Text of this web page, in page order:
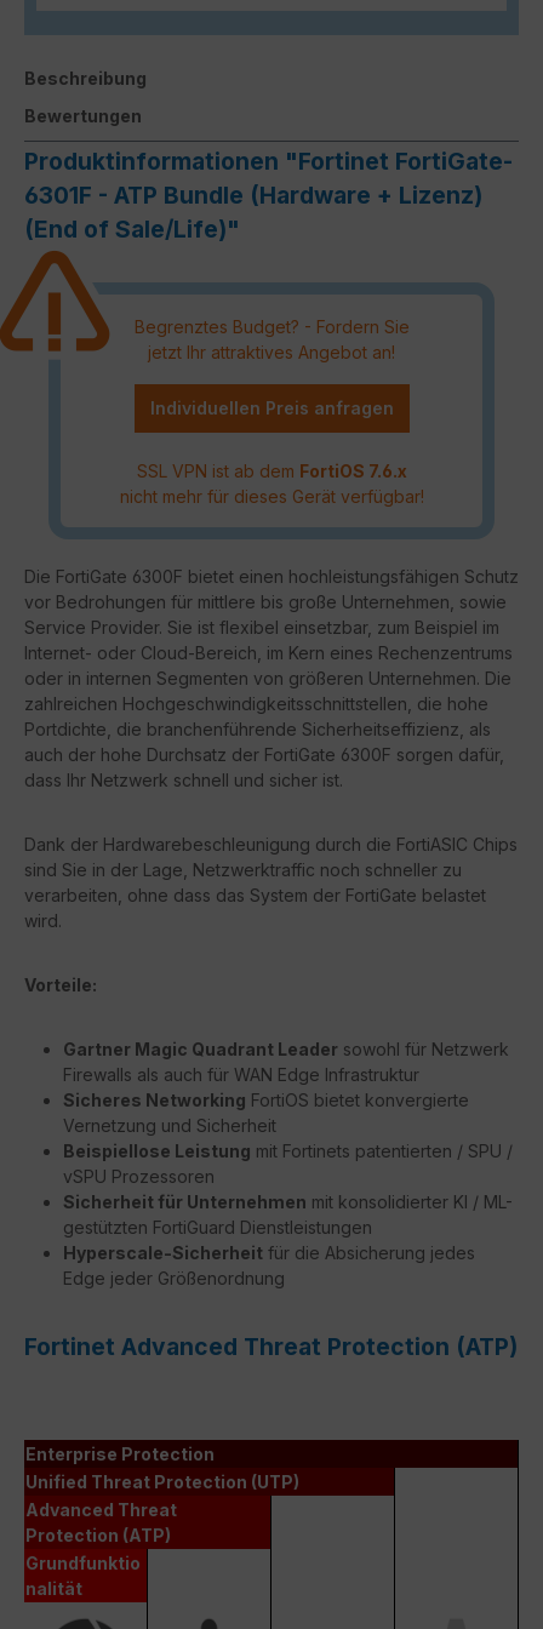
Beschreibung
Bewertungen
Produktinformationen "Fortinet FortiGate-
6301F - ATP Bundle (Hardware + Lizenz)
(End of Sale/Life)"
Begrenztes Budget? - Fordern Sie
jetzt Ihr attraktives Angebot an!
Individuellen Preis anfragen
SSL VPN ist ab dem FortiOS 7.6.x
nicht mehr für dieses Gerät verfügbar!
Die FortiGate 6300F bietet einen hochleistungsfähigen Schutz
vor Bedrohungen für mittlere bis große Unternehmen, sowie
Service Provider. Sie ist flexibel einsetzbar, zum Beispiel im
Internet- oder Cloud-Bereich, im Kern eines Rechenzentrums
oder in internen Segmenten von größeren Unternehmen. Die
zahlreichen Hochgeschwindigkeitsschnittstellen, die hohe
Portdichte, die branchenführende Sicherheitseffizienz, als
auch der hohe Durchsatz der FortiGate 6300F sorgen dafür,
dass Ihr Netzwerk schnell und sicher ist.
Dank der Hardwarebeschleunigung durch die FortiASIC Chips
sind Sie in der Lage, Netzwerktraffic noch schneller zu
verarbeiten, ohne dass das System der FortiGate belastet
wird.
Vorteile:
Gartner Magic Quadrant Leader sowohl für Netzwerk
Firewalls als auch für WAN Edge Infrastruktur
Sicheres Networking FortiOS bietet konvergierte
Vernetzung und Sicherheit
Beispiellose Leistung mit Fortinets patentierten / SPU /
vSPU Prozessoren
Sicherheit für Unternehmen mit konsolidierter KI / ML-
gestützten FortiGuard Dienstleistungen
Hyperscale-Sicherheit für die Absicherung jedes
Edge jeder Größenordnung
Fortinet Advanced Threat Protection (ATP)
Enterprise Protection
Unified Threat Protection (UTP)
Advanced Threat
Protection (ATP)
Grundfunktio
nalität